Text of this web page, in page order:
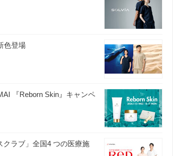
色登場
『Reborn Skin』キャンペ
クラブ」全国4 つの医療施